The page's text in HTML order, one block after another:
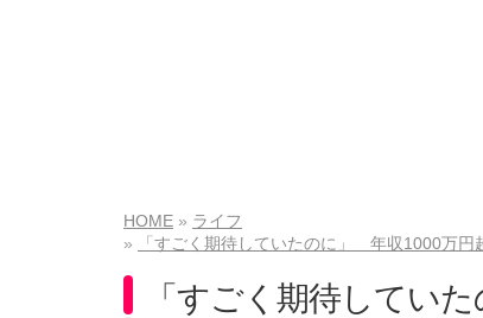
HOME
ライフ
「すごく期待していたのに」 年収1000万
「すごく期待してい